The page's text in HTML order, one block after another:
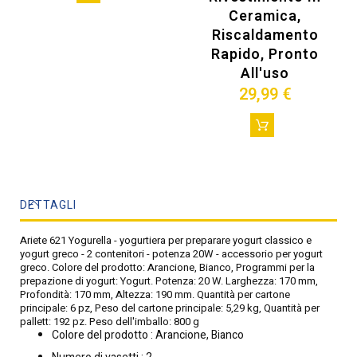
Ceramica,
Riscaldamento
Rapido, Pronto
All'uso
29,99 €
DETTAGLI
Ariete 621 Yogurella - yogurtiera per preparare yogurt classico e
yogurt greco - 2 contenitori - potenza 20W - accessorio per yogurt
greco. Colore del prodotto: Arancione, Bianco, Programmi per la
prepazione di yogurt: Yogurt. Potenza: 20 W. Larghezza: 170 mm,
Profondità: 170 mm, Altezza: 190 mm. Quantità per cartone
principale: 6 pz, Peso del cartone principale: 5,29 kg, Quantità per
pallett: 192 pz. Peso dell'imballo: 800 g
Colore del prodotto : Arancione, Bianco